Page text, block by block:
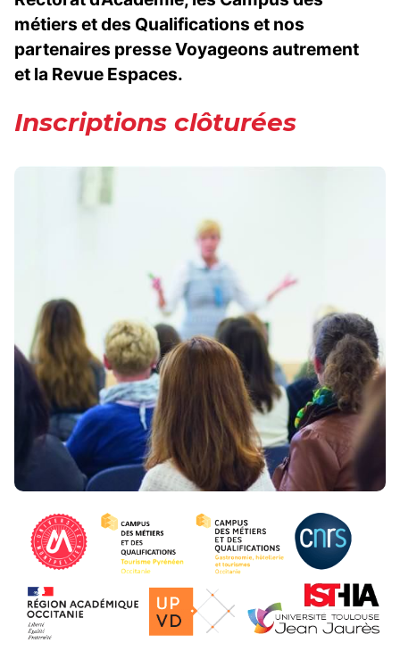
métiers et des Qualifications et nos
partenaires presse Voyageons autrement
et la Revue Espaces.
Inscriptions clôturées